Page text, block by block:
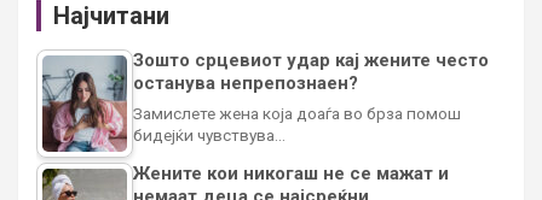
Најчитани
Зошто срцевиот удар кај жените често
останува непрепознаен?
Замислете жена која доаѓа во брза помош
бидејќи чувствува…
Жените кои никогаш не се мажат и